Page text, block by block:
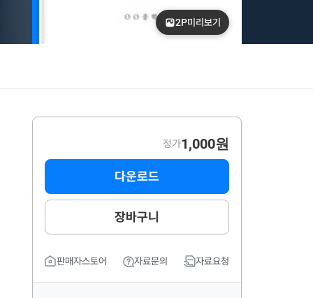
2P미리보기
정가1,000원
다운로드
장바구니
판매자스토어 자료문의 자료요청